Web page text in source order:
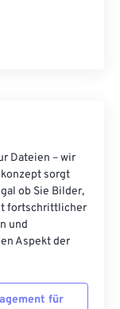
Dateien – wir
sorgt
ob Sie Bilder,
fortschrittlicher
und
Aspekt der
für